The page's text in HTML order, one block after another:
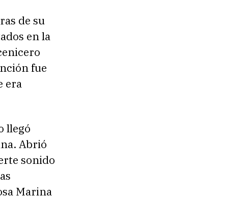
de su
en la
fue
era
llegó
Abrió
sonido
Marina